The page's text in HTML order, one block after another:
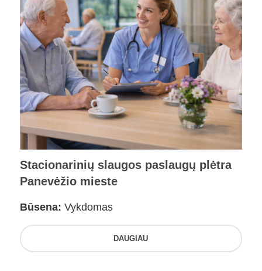
Stacionarinių slaugos paslaugų plėtra
Panevėžio mieste
Būsena: Vykdomas
DAUGIAU